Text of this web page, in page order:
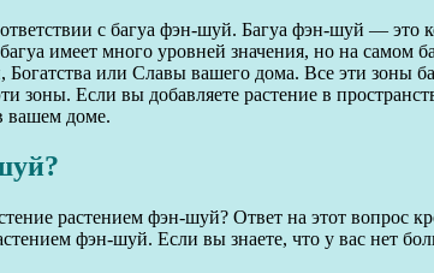
с багуа фэн-шуй. Багуа фэн-шуй — это
имеет много уровней значения, но на
Богатства или Славы вашего дома. Все эти
зоны. Если вы добавляете растение в
вашем доме.
растением фэн-шуй? Ответ на этот вопрос
фэн-шуй. Если вы знаете, что у вас нет